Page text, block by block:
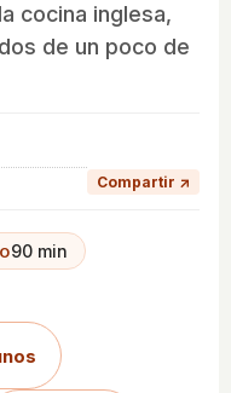
cocina inglesa,
de un poco de
Compartir ↗
90 min